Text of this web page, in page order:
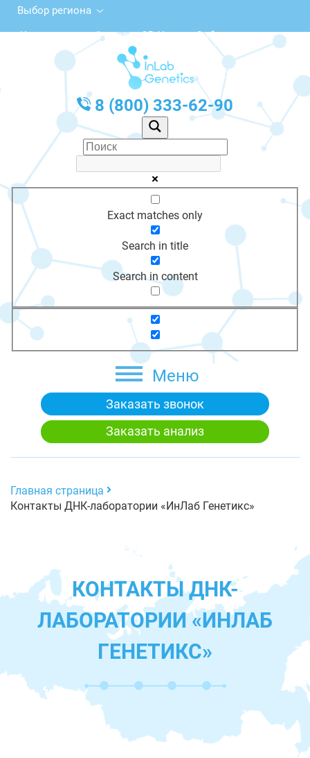
Выбор региона
Комсомольский просп., 35, Усолье-Сибирское
с 10:00 до 20:00
График работы: Пн-Пт с 10:00 до 20:00
8 (800) 333-62-90
Exact matches only
Search in title
Search in content
Меню
Заказать звонок
Заказать анализ
Главная страница
Контакты ДНК-лаборатории «ИнЛаб Генетикс»
КОНТАКТЫ ДНК-
ЛАБОРАТОРИИ «ИНЛАБ
ГЕНЕТИКС»